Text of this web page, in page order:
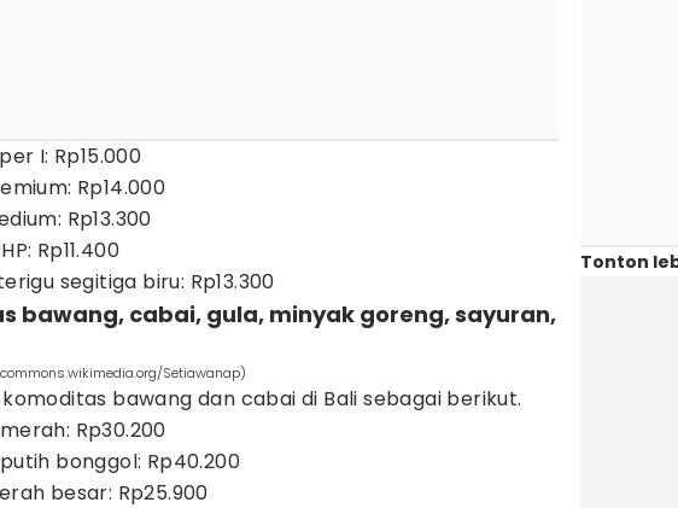
I: Rp15.000
Rp14.000
Rp13.300
Rp11.400
segitiga biru: Rp13.300
bawang, cabai, gula, minyak goreng, sayuran,
Setiawanap)
bawang dan cabai di Bali sebagai berikut.
Rp30.200
bonggol: Rp40.200
besar: Rp25.900
Tonton